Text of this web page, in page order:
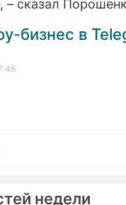
недели
– сказал
бизнес в